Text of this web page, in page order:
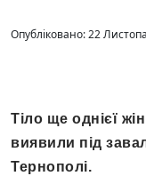
Опубліковано: 22
Тіло ще однієї
виявили під
Тернополі.